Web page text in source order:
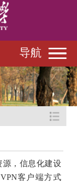
导航
，信息化建设
客户端方式